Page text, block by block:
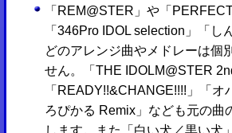
「REM@STER」や「PERFECT
「346Pro IDOL selection」「し
どのアレンジ曲やメドレーは個
せん。「THE IDOLM@STER
「READY!!&CHANGE!!!!」「
ろぴかる Remix」なども元の曲